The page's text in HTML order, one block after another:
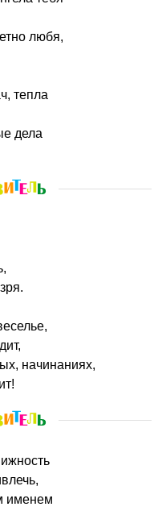
любя,
тепла
дела
начинаниях,
именем